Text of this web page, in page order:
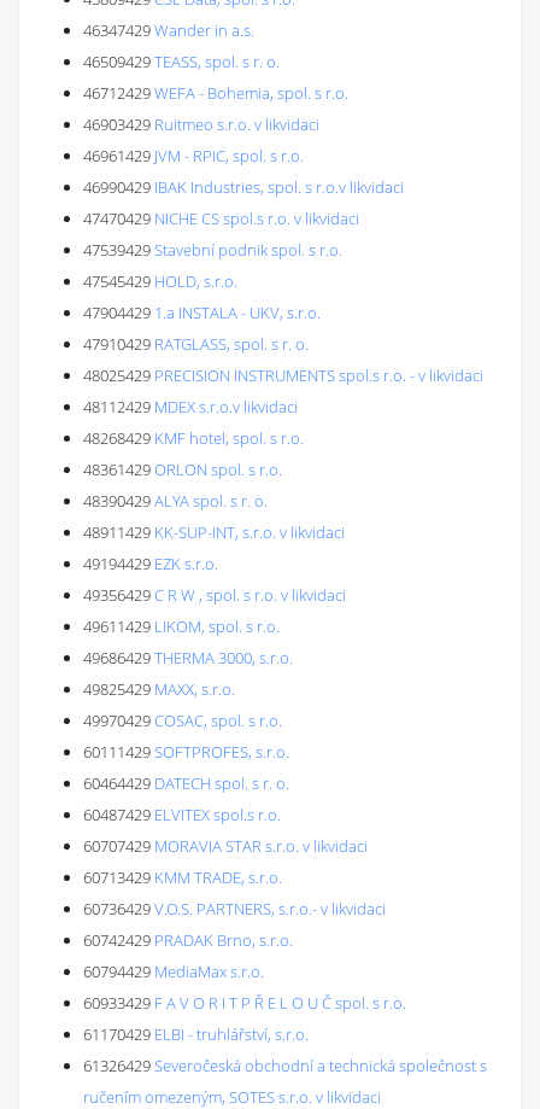
46347429Wander in a.s.
46509429TEASS, spol. s r. o.
46712429WEFA - Bohemia, spol. s r.o.
46903429 Ruitmeo s.r.o. v likvidaci
46961429 JVM - RPIC, spol. s r.o.
46990429 IBAK Industries, spol. s r.o.v likvidaci
47470429 NICHE CS spol.s r.o. v likvidaci
47539429Stavební podnik spol. s r.o.
47545429 HOLD, s.r.o.
47904429 1.a INSTALA - UKV, s.r.o.
47910429 RATGLASS, spol. s r. o.
48025429 PRECISION INSTRUMENTS spol.s r.o. - v likvidaci
48112429 MDEX s.r.o.v likvidaci
48268429 KMF hotel, spol. s r.o.
48361429ORLON spol. s r.o.
48390429ALYA spol. s r. o.
48911429 KK-SUP-INT, s.r.o. v likvidaci
49194429 EZK s.r.o.
49356429C R W , spol. s r.o. v likvidaci
49611429 LIKOM, spol. s r.o.
49686429THERMA 3000, s.r.o.
49825429 MAXX, s.r.o.
49970429COSAC, spol. s r.o.
60111429SOFTPROFES, s.r.o.
60464429 DATECH spol. s r. o.
60487429 ELVITEX spol.s r.o.
60707429 MORAVIA STAR s.r.o. v likvidaci
60713429 KMM TRADE, s.r.o.
60736429V.O.S. PARTNERS, s.r.o.- v likvidaci
60742429 PRADAK Brno, s.r.o.
60794429 MediaMax s.r.o.
60933429 F A V O R I T P Ř E L O U Č spol. s r.o.
61170429 ELBI - truhlářství, s.r.o.
61326429Severočeská obchodní a technická společnost s
ručením omezeným, SOTES s.r.o. v likvidaci